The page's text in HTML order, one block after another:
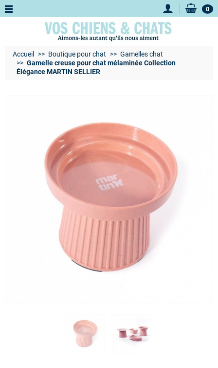
0
Accueil Boutique pour chat
Gamelles chat
Gamelle creuse pour chat mélaminée Collection
Élégance MARTIN SELLIER